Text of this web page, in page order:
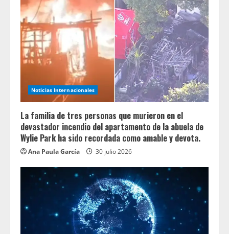
Noticias Internacionales
La familia de tres personas que murieron en el
devastador incendio del apartamento de la abuela de
Wylie Park ha sido recordada como amable y devota.
Ana Paula García 30 julio 2026